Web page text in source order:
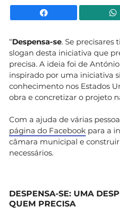
Facebook
“Despensa-se. Se precisares
slogan desta iniciativa que
precisa. A ideia foi de
inspirado por uma iniciativa
conhecimento nos Estados
obra e concretizar o projeto
Com a ajuda de várias
página do Facebook para a
câmara municipal e
necessários.
DESPENSA-SE: UMA
QUEM PRECISA